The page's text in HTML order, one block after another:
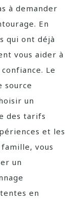
à demander
En
qui ont déjà
vous aider à
Le
source
un
des tarifs
et les
vous
un
en